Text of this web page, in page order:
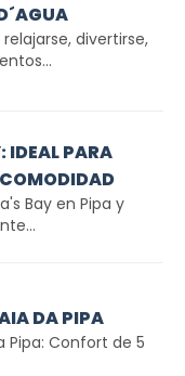
divertirse,
IDEAL PARA
Bay en Pipa y
DA PIPA
Pipa: Confort de 5